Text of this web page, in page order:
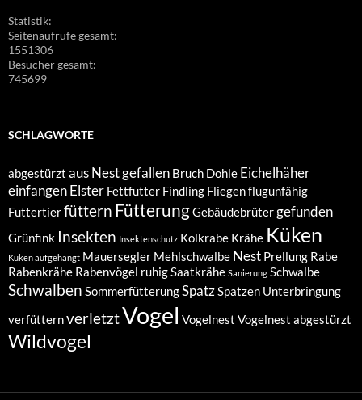
Statistik:
Seitenaufrufe gesamt:
1551306
Besucher gesamt:
745699
SCHLAGWORTE
abgestürzt aus Nest gefallen Bruch Dohle Eichelhäher
einfangenElster Fettfutter Findling Fliegenflugunfähig
Futtertierfüttern FütterungGebäudebrüter gefunden
Grünfink Insekten Insektenschutz Kolkrabe Krähe Küken
Küken aufgehängt Mauersegler Mehlschwalbe Nest Prellung Rabe
Rabenkrähe Rabenvögel ruhigSaatkrähe Sanierung Schwalbe
Schwalben SommerfütterungSpatzSpatzen Unterbringung
verfütternverletztVogel Vogelnest Vogelnest abgestürzt
Wildvogel